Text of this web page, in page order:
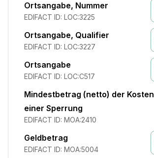
Ortsangabe, Nummer
EDIFACT ID: LOC:3225
Ortsangabe, Qualifier
EDIFACT ID: LOC:3227
Ortsangabe
EDIFACT ID: LOC:C517
Mindestbetrag (netto) der Kosten
einer Sperrung
EDIFACT ID: MOA:2410
Geldbetrag
EDIFACT ID: MOA:5004